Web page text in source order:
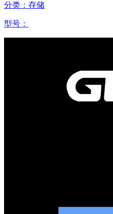
分类：存储
型号：